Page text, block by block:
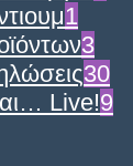
1
3
30
Live!9